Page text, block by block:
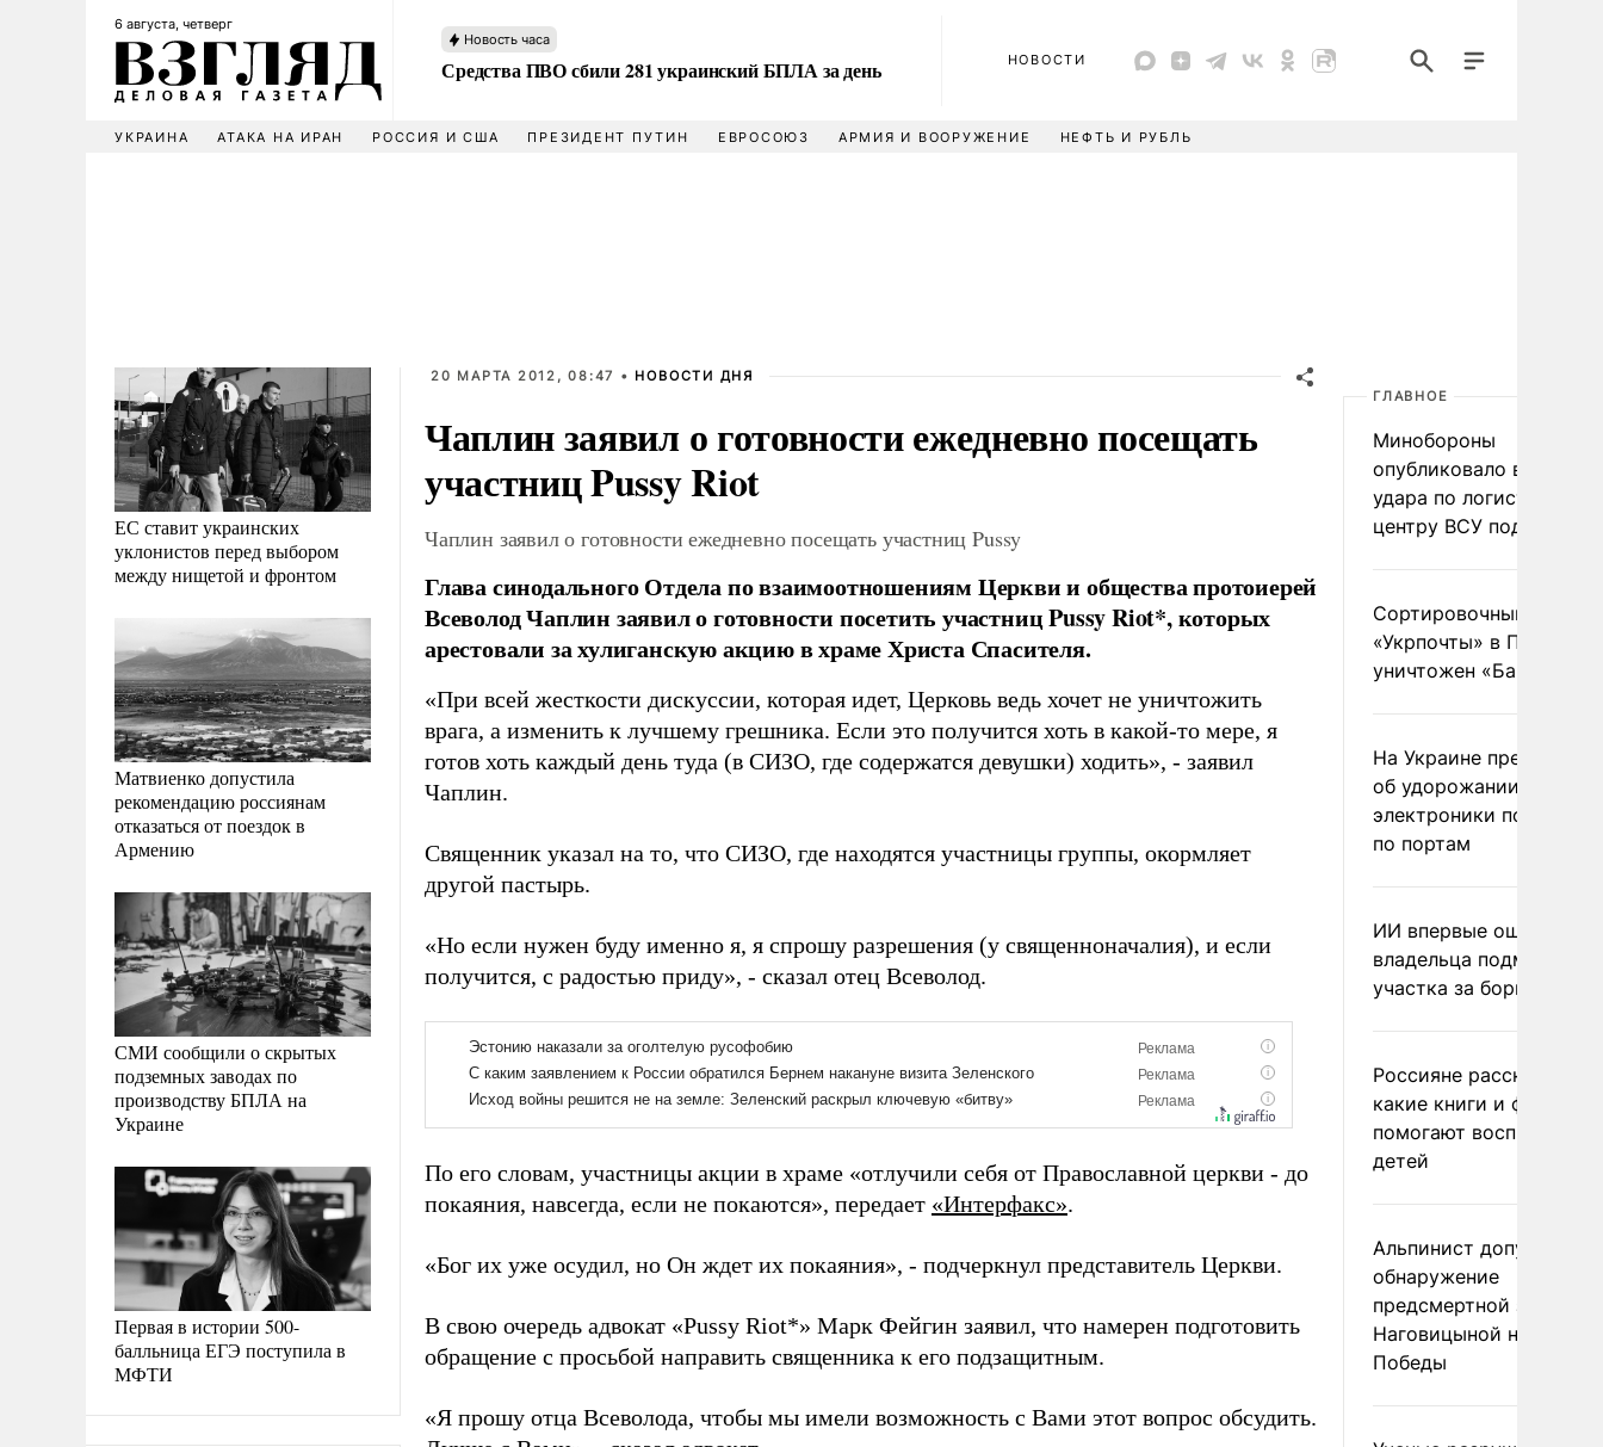
6 августа, четверг
Новость часа
Средства ПВО сбили 281 украинский БПЛА за день НОВОСТИ
УКРАИНА АТАКА НА ИРАН РОССИЯ И США ПРЕЗИДЕНТ ПУТИН ЕВРОСОЮЗ АРМИЯ И ВООРУЖЕНИЕ НЕФТЬ И РУБЛЬ
ЕС ставит украинских
уклонистов перед выбором
между нищетой и фронтом
Матвиенко допустила
рекомендацию россиянам
отказаться от поездок в
Армению
СМИ сообщили о скрытых
подземных заводах по
производству БПЛА на
Украине
Первая в истории 500-
балльница ЕГЭ поступила в
МФТИ
20 МАРТА 2012, 08:47 • НОВОСТИ ДНЯ
Чаплин заявил о готовности ежедневно посещать
участниц Pussy Riot
Чаплин заявил о готовности ежедневно посещать участниц Pussy
Глава синодального Отдела по взаимоотношениям Церкви и общества протоиерей
Всеволод Чаплин заявил о готовности посетить участниц Pussy Riot*, которых
арестовали за хулиганскую акцию в храме Христа Спасителя.
«При всей жесткости дискуссии, которая идет, Церковь ведь хочет не уничтожить
врага, а изменить к лучшему грешника. Если это получится хоть в какой-то мере, я
готов хоть каждый день туда (в СИЗО, где содержатся девушки) ходить», - заявил
Чаплин.
Священник указал на то, что СИЗО, где находятся участницы группы, окормляет
другой пастырь.
«Но если нужен буду именно я, я спрошу разрешения (у священноначалия), и если
получится, с радостью приду», - сказал отец Всеволод.
По его словам, участницы акции в храме «отлучили себя от Православной церкви - до
покаяния, навсегда, если не покаются», передает «Интерфакс».
«Бог их уже осудил, но Он ждет их покаяния», - подчеркнул представитель Церкви.
В свою очередь адвокат «Pussy Riot*» Марк Фейгин заявил, что намерен подготовить
обращение с просьбой направить священника к его подзащитным.
«Я прошу отца Всеволода, чтобы мы имели возможность с Вами этот вопрос обсудить.
ГЛАВНОЕ
Минобороны
опубликовало видео
удара по
центру ВСУ под Киевом
Сортировочный пункт
«Укрпочты» в
уничтожен
На Украине
об удорожании
электроники после
по портам
ИИ впервые
владельца
участка за борщевик
Россияне рассказали,
какие книги и фильмы
помогают воспитывать
детей
Альпинист допустил
обнаружение
предсмертной записки
Наговицыной на пике
Победы